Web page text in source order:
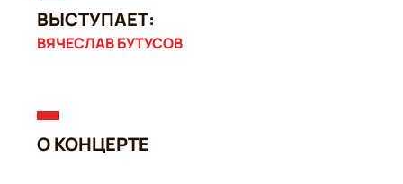
ВЫСТУПАЕТ:
ВЯЧЕСЛАВ БУТУСОВ
О КОНЦЕРТЕ